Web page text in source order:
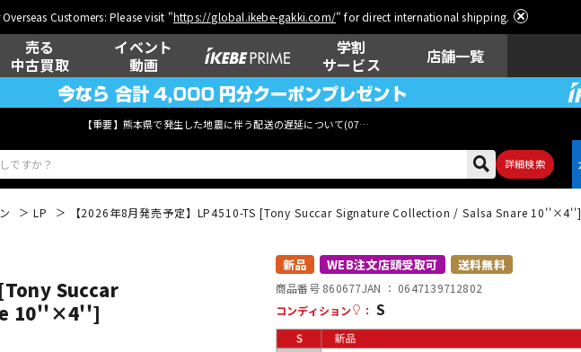
Customers: Please visit "https://global.ikebe-gakki.com/" for direct international shipping.
売る
中古買取
イベント
動画
学割
サービス
店舗一覧
【重要】熊本県で発生した地震に伴う配送の遅延について(07月29日
詳細検索
ウクレレ ドラム
その他楽器
LP 【2026年8月発売予定】LP4510-TS [Tony Succar Signature Collection / Salsa Snare 10''×4'']
[Tony Succar
10''×4'']
新品 WEB注文店頭受取可 送料無料
商品番号 860677JAN ： 0647139712802
コンディション
： S